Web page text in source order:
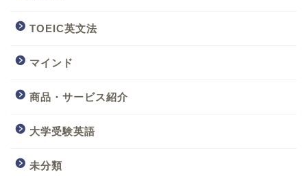
TOEIC英文法
マインド
商品・サービス紹介
大学受験英語
未分類